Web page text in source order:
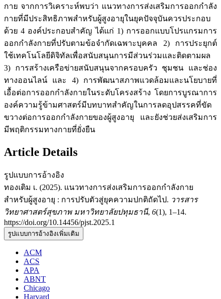
กาย จากการวิเคราะห์พบว่า แนวทางการส่งเสริมการออกกำลัง
กายที่มีประสิทธิภาพสำหรับผู้สูงอายุในยุคปัจจุบันควรประกอบ
ด้วย 4 องค์ประกอบสำคัญ ได้แก่ 1) การออกแบบโปรแกรมการ
ออกกำลังกายที่ปรับตามข้อจำกัดเฉพาะบุคคล 2) การประยุกต์
ใช้เทคโนโลยีดิจิทัลเพื่อสนับสนุนการมีส่วนร่วมและติดตามผล
3) การสร้างเครือข่ายสนับสนุนจากครอบครัว ชุมชน และช่อง
ทางออนไลน์ และ 4) การพัฒนาสภาพแวดล้อมและนโยบายที่
เอื้อต่อการออกกำลังกายในระดับโครงสร้าง โดยการบูรณาการ
องค์ความรู้ข้ามศาสตร์มีบทบาทสำคัญในการลดอุปสรรคที่ขัด
ขวางต่อการออกกำลังกายของผู้สูงอายุ และยังช่วยส่งเสริมการ
มีพฤติกรรมทางกายที่ยั่งยืน
Article Details
รูปแบบการอ้างอิง
ทองเติม เ. (2025). แนวทางการส่งเสริมการออกกำลังกาย
สำหรับผู้สูงอายุ : การปรับตัวสู่ยุคความปกติถัดไป. วารสาร
วิทยาศาสตร์สุขภาพ มหาวิทยาลัยปทุมธานี, 6(1), 1–14.
https://doi.org/10.14456/pjst.2025.1
รูปแบบการอ้างอิงเพิ่มเติม
ACM
ACS
APA
ABNT
Chicago
Harvard